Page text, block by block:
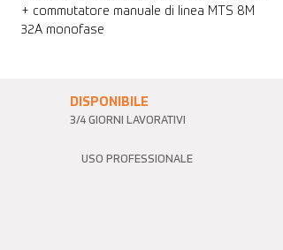
+ commutatore manuale di linea MTS 8M
32A monofase
DISPONIBILE
3/4 GIORNI LAVORATIVI
USO PROFESSIONALE